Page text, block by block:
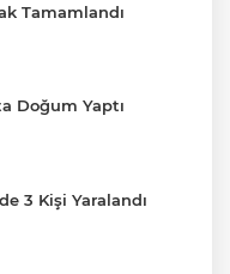
Tamamlandı
Doğum Yaptı
3 Kişi Yaralandı